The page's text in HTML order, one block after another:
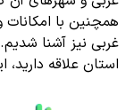
همچنین با
غربی نیز آشنا
استان علاقه